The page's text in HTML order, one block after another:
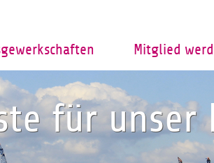
Mitglied
für unser